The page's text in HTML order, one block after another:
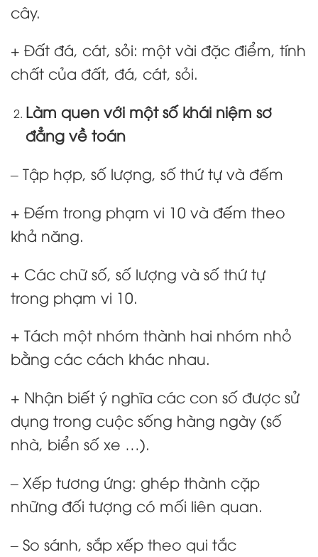
cây.
+ Đất đá, cát, sỏi: một vài đặc điểm, tính
chất của đất, đá, cát, sỏi.
Làm quen với một số khái niệm sơ
đẳng về toán
– Tập hợp, số lượng, số thứ tự và đếm
+ Đếm trong phạm vi 10 và đếm theo
khả năng.
+ Các chữ số, số lượng và số thứ tự
trong phạm vi 10.
+ Tách một nhóm thành hai nhóm nhỏ
bằng các cách khác nhau.
+ Nhận biết ý nghĩa các con số được sử
dụng trong cuộc sống hàng ngày (số
nhà, biển số xe …).
– Xếp tương ứng: ghép thành cặp
những đối tượng có mối liên quan.
– So sánh, sắp xếp theo qui tắc